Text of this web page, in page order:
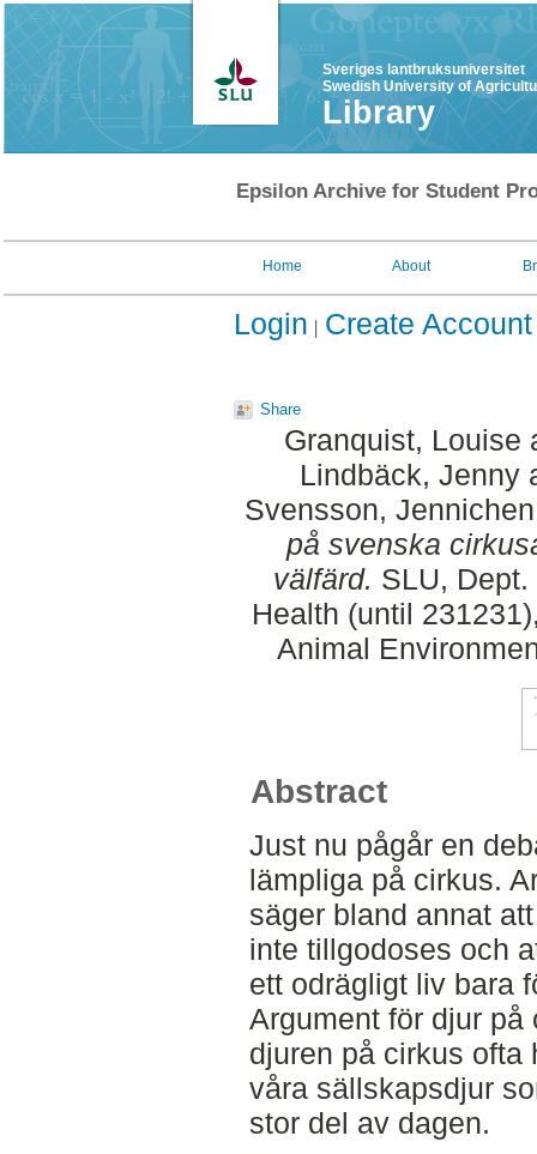
Sveriges lantbruksuniversitet
Swedish University of
Library
Epsilon Archive for Student
Home About
Login Create Account
Share
Granquist, Louise
Lindbäck, Jenny
Svensson, Jennichen
på svenska
välfärd. SLU,
Health (until
Animal
Abstract
Just nu pågår en
lämpliga på cirkus.
säger bland annat
inte tillgodoses och
ett odrägligt liv bara
Argument för djur
djuren på cirkus ofta
våra sällskapsdjur
stor del av dagen.